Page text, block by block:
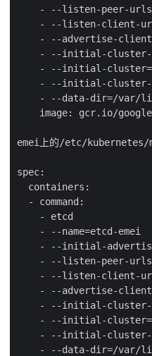
- --listen-peer-
- --listen-client-
- --advertise-
- --initial-
- --initial-
- --initial-
- --data-dir=/var/
image: gcr.io/
emei上的/etc/kubernetes/
spec:
  containers:
  - command:
    - etcd
    - --name=etcd-emei
- --initial-
- --listen-peer-
- --listen-client-
- --advertise-
- --initial-
- --initial-
- --initial-
- --data-dir=/var/